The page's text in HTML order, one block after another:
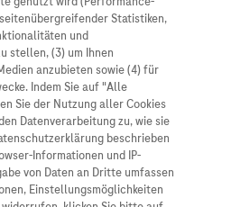
Was uns antreibt
Unsere Standorte
Roche Stories
Events
Forschung
Personalisierte
Digitalisierung
Blog Zukunftslabor
Übersicht
Unser Service für
Informationen zu
Diagnostik ist
Klinische Studien
Übersicht
Arzneimittel A-Z
Roche Pipeline
Roche Fachportal
Diagnostik
Kontakt
Presse
Karriere
Statistiken,
und
stellen, (3) um Ihnen
anzubieten sowie (4) für
Indem Sie auf "Alle
Sie der Nutzung aller Cookies
Datenverarbeitung zu, wie sie
beschrieben
Informationen und IP-
von Daten an Dritte umfassen
Einstellungsmöglichkeiten